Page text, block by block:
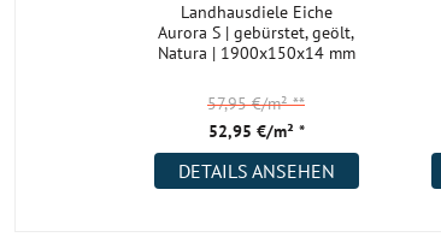
Landhausdiele Eiche
Aurora S | gebürstet, geölt,
Natura | 1900x150x14 mm
52,95 €/m² *
57,95 €/m²**
DETAILS ANSEHEN